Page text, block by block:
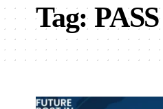
Tag: